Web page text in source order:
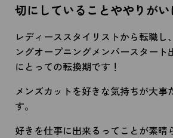
切にしていることややりがい
レディーススタイリストから転職し
ングオープニングメンバースタート
にとっての転換期です！
メンズカットを好きな気持ちが大事
す。
好きを仕事に出来るってことが素晴